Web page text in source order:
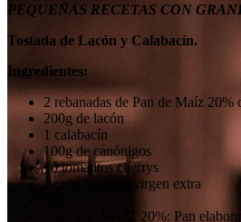
PEQUEÑAS RECETAS CON
Tostada de Lacón y Calabacín.
Ingredientes:
2 rebanadas de Pan de Maíz 20%
200g de lacón
1 calabacín
100g de canónigos
10 tomatitos cherrys
Aceite de oliva virgen extra
PAN DE MAÍZ 20%: Pan